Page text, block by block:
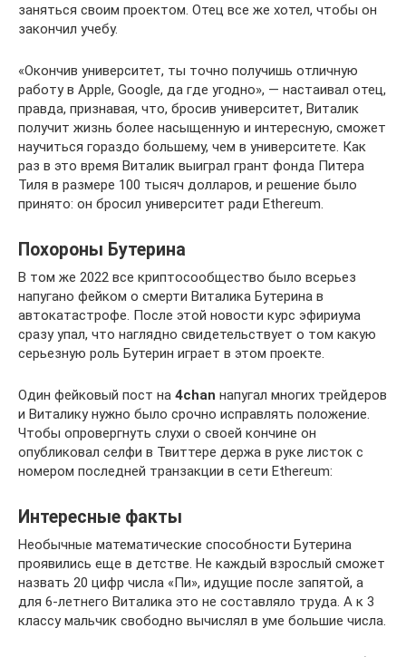
заняться своим проектом. Отец все же хотел, чтобы он
закончил учебу.
«Окончив университет, ты точно получишь отличную
работу в Apple, Google, да где угодно», — настаивал отец,
правда, признавая, что, бросив университет, Виталик
получит жизнь более насыщенную и интересную, сможет
научиться гораздо большему, чем в университете. Как
раз в это время Виталик выиграл грант фонда Питера
Тиля в размере 100 тысяч долларов, и решение было
принято: он бросил университет ради Ethereum.
Похороны Бутерина
В том же 2022 все криптосообщество было всерьез
напугано фейком о смерти Виталика Бутерина в
автокатастрофе. После этой новости курс эфириума
сразу упал, что наглядно свидетельствует о том какую
серьезную роль Бутерин играет в этом проекте.
Один фейковый пост на 4chan напугал многих трейдеров
и Виталику нужно было срочно исправлять положение.
Чтобы опровергнуть слухи о своей кончине он
опубликовал селфи в Твиттере держа в руке листок с
номером последней транзакции в сети Ethereum:
Интересные факты
Необычные математические способности Бутерина
проявились еще в детстве. Не каждый взрослый сможет
назвать 20 цифр числа «Пи», идущие после запятой, а
для 6-летнего Виталика это не составляло труда. А к 3
классу мальчик свободно вычислял в уме большие числа.